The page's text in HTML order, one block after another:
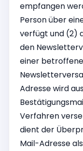
empfangen
Person über
verfügt und (2)
den
einer
Adresse wird
Verfahren
dient der
Mail-Adresse